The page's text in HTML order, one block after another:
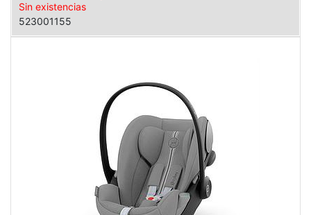
Sin existencias
523001155